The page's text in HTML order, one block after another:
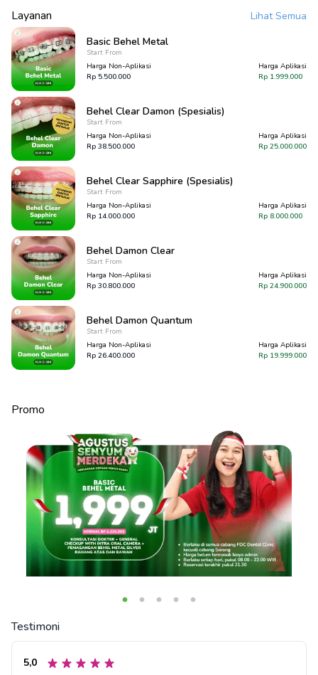
Layanan
Lihat Semua
Basic Behel Metal
Start From
Harga Non-Aplikasi
Rp 5.500.000
Harga Aplikasi
Rp 1.999.000
Behel Clear Damon (Spesialis)
Start From
Harga Non-Aplikasi
Rp 38.500.000
Harga Aplikasi
Rp 25.000.000
Behel Clear Sapphire (Spesialis)
Start From
Harga Non-Aplikasi
Rp 14.000.000
Harga Aplikasi
Rp 8.000.000
Behel Damon Clear
Start From
Harga Non-Aplikasi
Rp 30.800.000
Harga Aplikasi
Rp 24.900.000
Behel Damon Quantum
Start From
Harga Non-Aplikasi
Rp 26.400.000
Harga Aplikasi
Rp 19.999.000
Promo
Testimoni
5,0